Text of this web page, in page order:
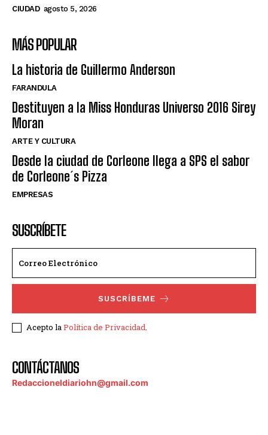
CIUDAD agosto 5, 2026
MÁS POPULAR
La historia de Guillermo Anderson
FARANDULA
Destituyen a la Miss Honduras Universo 2016 Sirey
Moran
ARTE Y CULTURA
Desde la ciudad de Corleone llega a SPS el sabor
de Corleone´s Pizza
EMPRESAS
SUSCRÍBETE
SUSCRÍBEME
Acepto laPolítica de Privacidad.
CONTÁCTANOS
Redaccioneldiariohn@gmail.com